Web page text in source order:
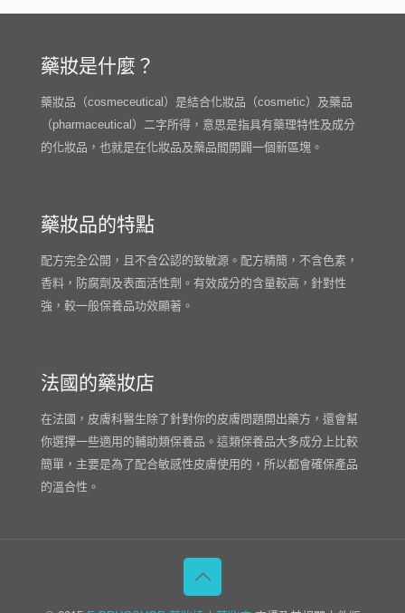
藥妝是什麼？
藥妝品（cosmeceutical）是結合化妝品（cosmetic）及藥品
（pharmaceutical）二字所得，意思是指具有藥理特性及成分
的化妝品，也就是在化妝品及藥品間開闢一個新區塊。
藥妝品的特點
配方完全公開，且不含公認的致敏源。配方精簡，不含色素，
香料，防腐劑及表面活性劑。有效成分的含量較高，針對性
強，較一般保養品功效顯著。
法國的藥妝店
在法國，皮膚科醫生除了針對你的皮膚問題開出藥方，還會幫
你選擇一些適用的輔助類保養品。這類保養品大多成分上比較
簡單，主要是為了配合敏感性皮膚使用的，所以都會確保產品
的溫合性。